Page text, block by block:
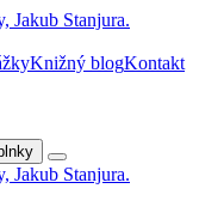
Knižný blogKontakt